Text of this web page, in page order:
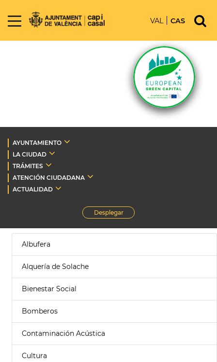
VAL CAS
AYUNTAMIENTO
LA CIUDAD
TRÁMITES
ATENCIÓN CIUDADANA
ACTUALIDAD
Desplegar
Albufera
Alquería de Solache
Bienestar Social
Bomberos
Contaminación Acústica
Cultura